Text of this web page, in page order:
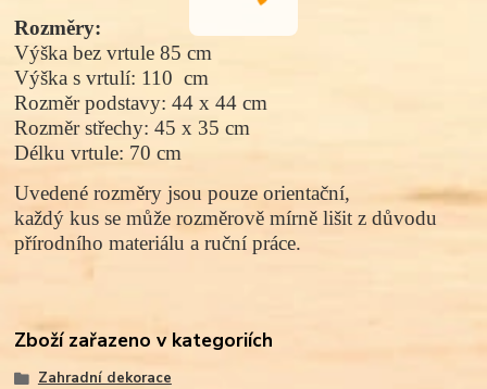
Rozměry:
Výška bez vrtule 85 cm
Výška s vrtulí: 110  cm
Rozměr podstavy: 44 x 44 cm
Rozměr střechy: 45 x 35 cm
Délku vrtule: 70 cm
Uvedené rozměry jsou pouze orientační,
každý kus se může rozměrově mírně lišit z důvodu
přírodního materiálu a ruční práce.
Zboží zařazeno v kategoriích
Zahradní dekorace